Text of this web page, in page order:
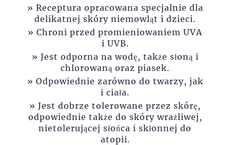
Receptura opracowana specjalnie dla
delikatnej skóry niemowląt i dzieci.
Chroni przed promieniowaniem UVA
i UVB.
Jest odporna na wodę, także słoną i
chlorowaną oraz piasek.
Odpowiednie zarówno do twarzy, jak
i ciała.
Jest dobrze tolerowane przez skórę,
odpowiednie także do skóry wrażliwej,
nietolerującej słońca i skłonnej do
atopii.